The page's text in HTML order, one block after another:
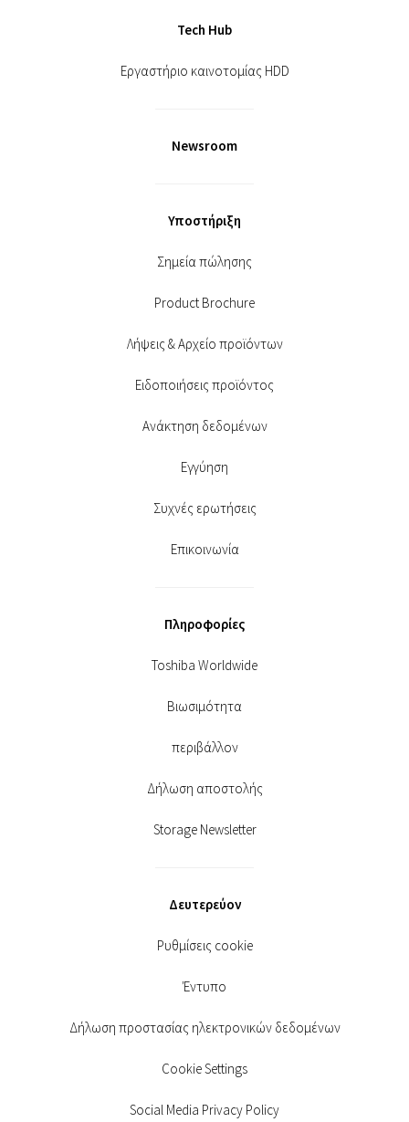
Tech Hub
Εργαστήριο καινοτομίας HDD
Newsroom
Υποστήριξη
Σημεία πώλησης
Product Brochure
Λήψεις & Αρχείο προϊόντων
Ειδοποιήσεις προϊόντος
Ανάκτηση δεδομένων
Εγγύηση
Συχνές ερωτήσεις
Επικοινωνία
Πληροφορίες
Toshiba Worldwide
Βιωσιμότητα
περιβάλλον
Δήλωση αποστολής
Storage Newsletter
Δευτερεύον
Ρυθμίσεις cookie
Έντυπο
Δήλωση προστασίας ηλεκτρονικών δεδομένων
Cookie Settings
Social Media Privacy Policy